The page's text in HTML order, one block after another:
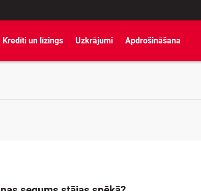
Kredīti un līzings Uzkrājumi Apdrošināšana